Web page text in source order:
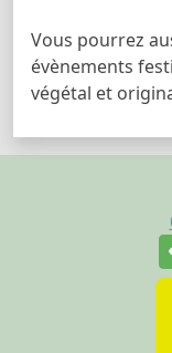
Vous pourrez
évènements
végétal et